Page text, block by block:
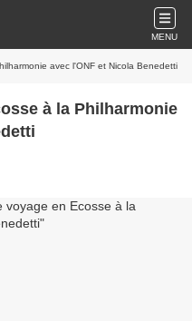
MENU
avec l'ONF et Nicola Benedetti
à la Philharmonie